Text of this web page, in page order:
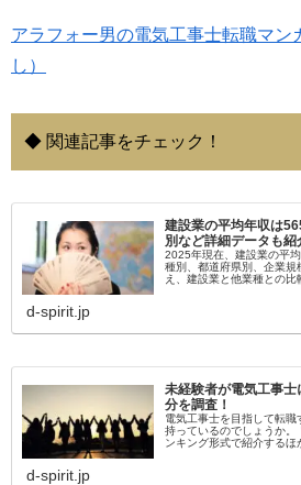
アラフォー男の電気工事士転職マン
し）
◆ 関連記事をチェック！
建設業の平均年収は
別など詳細データも紹
2025年現在、建設業の平
種別、都道府県別、企業規
え、建設業と他業種との比
d-spirit.jp
未経験者が電気工事
分を調査！
電気工事士を目指して転
持っているのでしょうか
ンキング形式で紹介するほ
d-spirit.jp